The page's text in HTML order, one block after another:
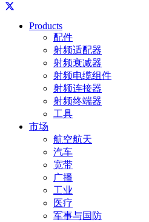
Products
配件
射频适配器
射频衰减器
射频电缆组件
射频连接器
射频终端器
工具
市场
航空航天
汽车
宽带
广播
工业
医疗
军事与国防